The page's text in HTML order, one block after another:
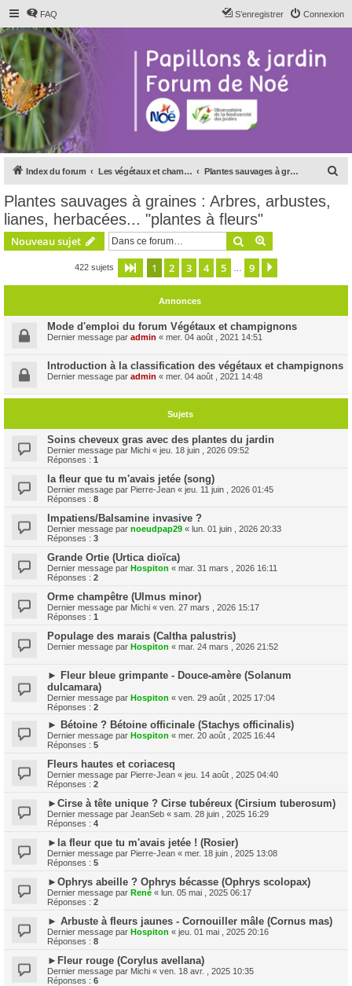
FAQ Connexion
S’enregistrer
Index du forum Les végétaux et champignons Plantes sauvages à graines : Arbres, arbustes, lianes, herbacées... "plantes à fleurs"
c
Plantes sauvages à graines : Arbres, arbustes,
lianes, herbacées... "plantes à fleurs"
Nouveau sujet Rechercher
422 sujets Page 1sur9
1 2 3 4 5 9
Annonces
Mode d'emploi du forum Végétaux et champignons
Dernier message par admin « mer. 04 août , 2021 14:51
Introduction à la classification des végétaux et champignons
Dernier message par admin « mer. 04 août , 2021 14:48
Sujets
Soins cheveux gras avec des plantes du jardin
Dernier message par Michi « jeu. 18 juin , 2026 09:52
Réponses : 1
la fleur que tu m'avais jetée (song)
Dernier message par Pierre-Jean « jeu. 11 juin , 2026 01:45
Réponses : 8
Impatiens/Balsamine invasive ?
Dernier message par noeudpap29 « lun. 01 juin , 2026 20:33
Réponses : 3
Grande Ortie (Urtica dioïca)
Dernier message par Hospiton « mar. 31 mars , 2026 16:11
Réponses : 2
Orme champêtre (Ulmus minor)
Dernier message par Michi « ven. 27 mars , 2026 15:17
Réponses : 1
Populage des marais (Caltha palustris)
Dernier message par Hospiton « mar. 24 mars , 2026 21:52
► Fleur bleue grimpante - Douce-amère (Solanum
dulcamara)
Dernier message par Hospiton « ven. 29 août , 2025 17:04
Réponses : 2
► Bétoine ? Bétoine officinale (Stachys officinalis)
Dernier message par Hospiton « mer. 20 août , 2025 16:44
Réponses : 5
Fleurs hautes et coriacesq
Dernier message par Pierre-Jean « jeu. 14 août , 2025 04:40
Réponses : 2
►Cirse à tête unique ? Cirse tubéreux (Cirsium tuberosum)
Dernier message par JeanSeb « sam. 28 juin , 2025 16:29
Réponses : 4
►la fleur que tu m'avais jetée ! (Rosier)
Dernier message par Pierre-Jean « mer. 18 juin , 2025 13:08
Réponses : 5
►Ophrys abeille ? Ophrys bécasse (Ophrys scolopax)
Dernier message par René « lun. 05 mai , 2025 06:17
Réponses : 2
► Arbuste à fleurs jaunes - Cornouiller mâle (Cornus mas)
Dernier message par Hospiton « jeu. 01 mai , 2025 20:16
Réponses : 8
►Fleur rouge (Corylus avellana)
Dernier message par Michi « ven. 18 avr. , 2025 10:35
Réponses : 6